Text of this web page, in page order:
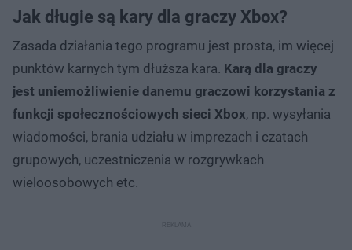
Jak długie są kary dla graczy Xbox?
Zasada działania tego programu jest prosta, im więcej
punktów karnych tym dłuższa kara. Karą dla graczy
jest uniemożliwienie danemu graczowi korzystania z
funkcji społecznościowych sieci Xbox, np. wysyłania
wiadomości, brania udziału w imprezach i czatach
grupowych, uczestniczenia w rozgrywkach
wieloosobowych etc.